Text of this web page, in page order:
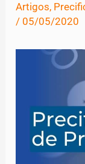
Artigos,
/ 05/05/2020